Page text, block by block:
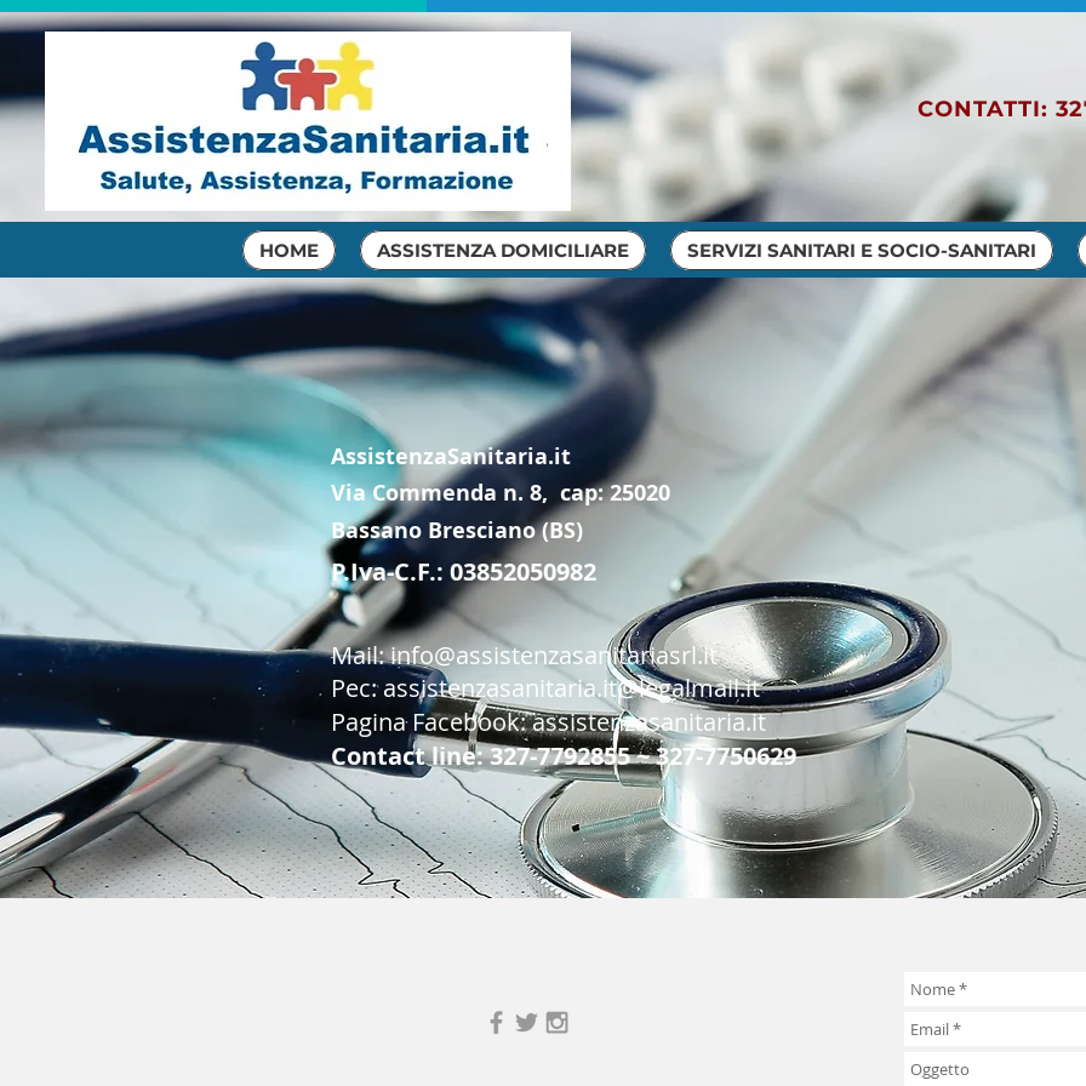
HOME ASSISTENZA DOMICILIARE SERVIZI SANITARI E SOCIO-SANITARI
CONTATTI:
AssistenzaSanitaria.it
Via Commenda n. 8, cap: 25020
Bassano Bresciano (BS)
P.Iva-C.F.: 03852050982
Mail:info@assistenzasanitariasrl.it
Pec:assistenzasanitaria.it@legalmail.it
Pagina Facebook: assistenzasanitaria.it
Contact line: 327-7792855 ~ 327-7750629